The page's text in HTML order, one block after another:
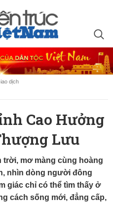
dịch
Cao Hưởng
Lưu
mơ màng cùng hoàng
nhìn dòng người đông
giác chỉ có thể tìm thấy ở
cách sống mới, đẳng cấp,